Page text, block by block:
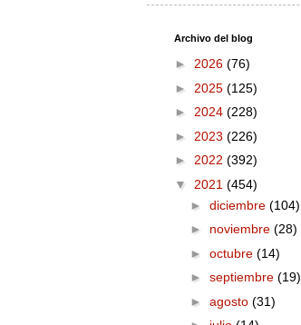
Archivo del blog
► 2026 (76)
► 2025 (125)
► 2024 (228)
► 2023 (226)
► 2022 (392)
▼ 2021 (454)
► diciembre (104)
► noviembre (28)
► octubre (14)
► septiembre (19)
► agosto (31)